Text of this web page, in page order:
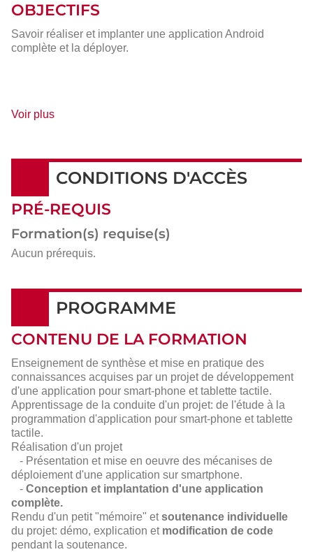
OBJECTIFS
Savoir réaliser et implanter une application Android
complète et la déployer.
Voir plusde
CONDITIONS D'ACCÈS
PRÉ-REQUIS
Formation(s) requise(s)
Aucun prérequis.
PROGRAMME
CONTENU DE LA FORMATION
Enseignement de synthèse et mise en pratique des
connaissances acquises par un projet de développement
d'une application pour smart-phone et tablette tactile.
Apprentissage de la conduite d'un projet: de l'étude à la
programmation d'application pour smart-phone et tablette
tactile.
Réalisation d'un projet
- Présentation et mise en oeuvre des mécanises de
déploiement d'une application sur smartphone.
- Conception et implantation d'une application
complète.
Rendu d'un petit "mémoire" etsoutenance individuelle
du projet: démo, explication et modification de code
pendant la soutenance.